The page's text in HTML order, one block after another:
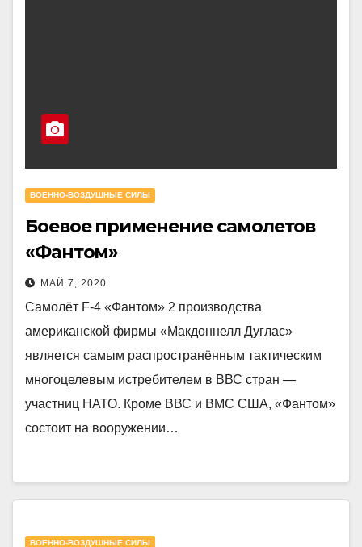
ВОЕННО-ВОЗДУШНЫЕ СИЛЫ
Боевое применение самолетов
«Фантом»
МАЙ 7, 2020
Самолёт F-4 «Фантом» 2 производства
американской фирмы «Макдоннелл Дуглас»
является самым распространённым тактическим
многоцелевым истребителем в ВВС стран —
участниц НАТО. Кроме ВВС и ВМС США, «Фантом»
состоит на вооружении…
ВОЕННО-ВОЗДУШНЫЕ СИЛЫ